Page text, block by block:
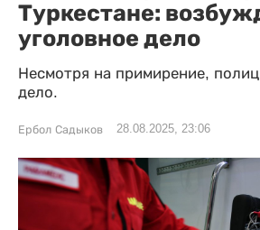
Туркестане:
уголовное дело
Несмотря на примирение,
дело.
Ербол Садыков 28.08.2025, 23:06